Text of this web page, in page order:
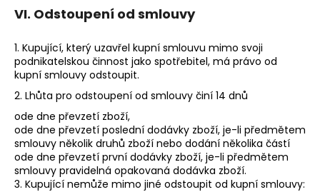
VI. Odstoupení od smlouvy
1. Kupující, který uzavřel kupní smlouvu mimo svoji
podnikatelskou činnost jako spotřebitel, má právo od
kupní smlouvy odstoupit.
2. Lhůta pro odstoupení od smlouvy činí 14 dnů
ode dne převzetí zboží,
ode dne převzetí poslední dodávky zboží, je-li předmětem
smlouvy několik druhů zboží nebo dodání několika částí
ode dne převzetí první dodávky zboží, je-li předmětem
smlouvy pravidelná opakovaná dodávka zboží.
3. Kupující nemůže mimo jiné odstoupit od kupní smlouvy: